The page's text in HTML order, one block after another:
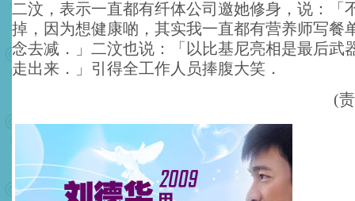
二汶，表示一直都有纤体公司邀她修身，说：「
掉，因为想健康啲，其实我一直都有营养师写餐
念去减．」二汶也说：「以比基尼亮相是最后武
走出来．」引得全工作人员捧腹大笑．
(